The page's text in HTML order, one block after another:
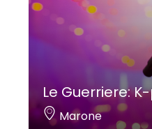
Le Guerriere:
Marone